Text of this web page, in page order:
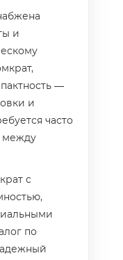
и
—
и
часто
между
с
по